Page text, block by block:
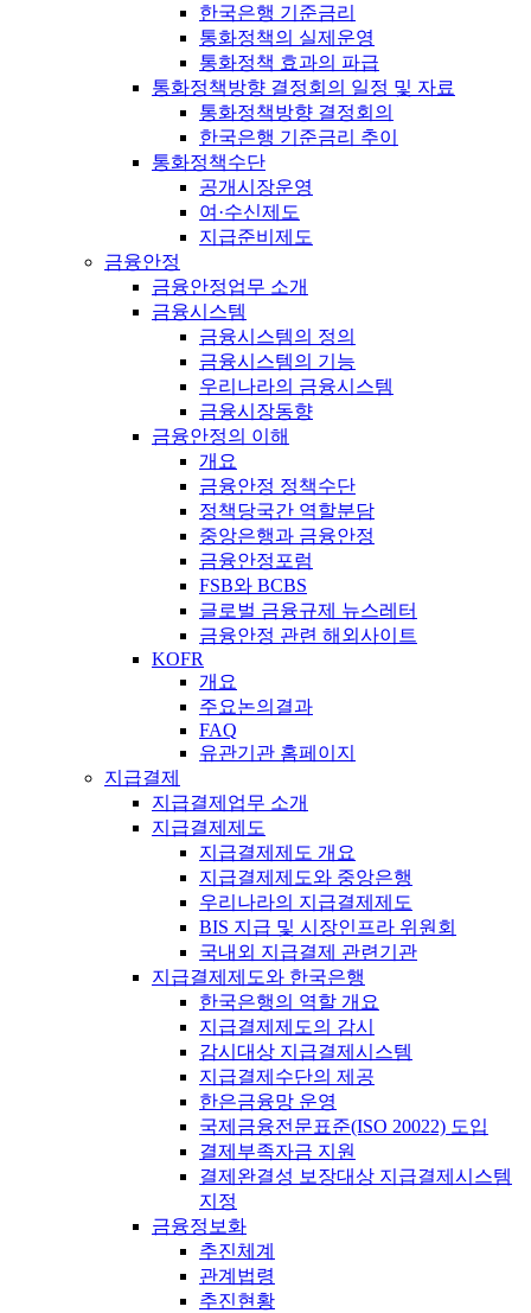
한국은행 기준금리
통화정책의 실제운영
통화정책 효과의 파급
통화정책방향 결정회의 일정 및 자료
통화정책방향 결정회의
한국은행 기준금리 추이
통화정책수단
공개시장운영
여·수신제도
지급준비제도
금융안정
금융안정업무 소개
금융시스템
금융시스템의 정의
금융시스템의 기능
우리나라의 금융시스템
금융시장동향
금융안정의 이해
개요
금융안정 정책수단
정책당국간 역할분담
중앙은행과 금융안정
금융안정포럼
FSB와 BCBS
글로벌 금융규제 뉴스레터
금융안정 관련 해외사이트
KOFR
개요
주요논의결과
FAQ
유관기관 홈페이지
지급결제
지급결제업무 소개
지급결제제도
지급결제제도 개요
지급결제제도와 중앙은행
우리나라의 지급결제제도
BIS 지급 및 시장인프라 위원회
국내외 지급결제 관련기관
지급결제제도와 한국은행
한국은행의 역할 개요
지급결제제도의 감시
감시대상 지급결제시스템
지급결제수단의 제공
한은금융망 운영
국제금융전문표준(ISO 20022) 도입
결제부족자금 지원
결제완결성 보장대상 지급결제시스템
지정
금융정보화
추진체계
관계법령
추진현황